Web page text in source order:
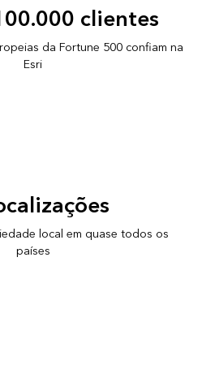
clientes
da Fortune 500 confiam na
Esri
local em quase todos os
países